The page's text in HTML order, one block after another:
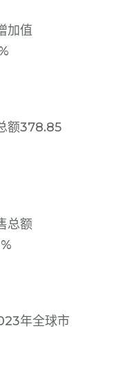
加值
额378.85
总额
年全球市